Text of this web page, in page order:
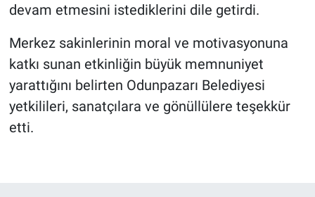
devam etmesini istediklerini dile getirdi.
Merkez sakinlerinin moral ve motivasyonuna
katkı sunan etkinliğin büyük memnuniyet
yarattığını belirten Odunpazarı Belediyesi
yetkilileri, sanatçılara ve gönüllülere teşekkür
etti.